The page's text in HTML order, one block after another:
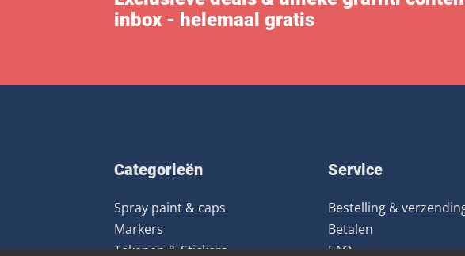
inbox - helemaal gratis
Categorieën
Spray paint & caps
Markers
Tekenen & Stickers
Service
Bestelling &
Betalen
FAQ